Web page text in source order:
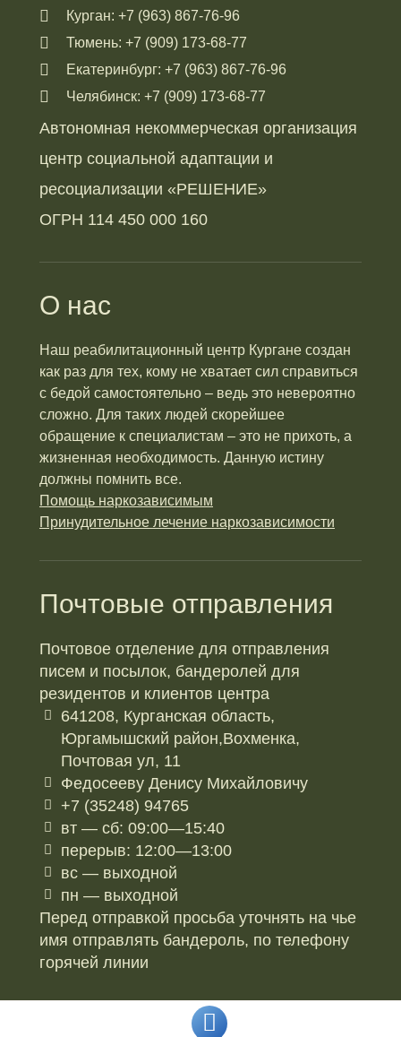
Курган: +7 (963) 867-76-96
Тюмень: +7 (909) 173-68-77
Екатеринбург: +7 (963) 867-76-96
Челябинск: +7 (909) 173-68-77
Автономная некоммерческая организация
центр социальной адаптации и
ресоциализации «РЕШЕНИЕ»
ОГРН 114 450 000 160
О нас
Наш реабилитационный центр Кургане создан
как раз для тех, кому не хватает сил справиться
с бедой самостоятельно – ведь это невероятно
сложно. Для таких людей скорейшее
обращение к специалистам – это не прихоть, а
жизненная необходимость. Данную истину
должны помнить все.
Помощь наркозависимым
Принудительное лечение наркозависимости
Почтовые отправления
Почтовое отделение для отправления
писем и посылок, бандеролей для
резидентов и клиентов центра
641208, Курганская область,
Юргамышский район,Вохменка,
Почтовая ул, 11
Федосееву Денису Михайловичу
+7 (35248) 94765
вт — сб: 09:00—15:40
перерыв: 12:00—13:00
вс — выходной
пн — выходной
Перед отправкой просьба уточнять на чье
имя отправлять бандероль, по телефону
горячей линии
©2020: Сайт разработан студией интернет-
маркетинга “Продвижение”